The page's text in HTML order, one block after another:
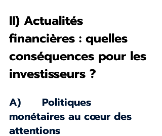
II) Actualités
financières : quelles
conséquences pour les
investisseurs ?
A)      Politiques
monétaires au cœur des
attentions